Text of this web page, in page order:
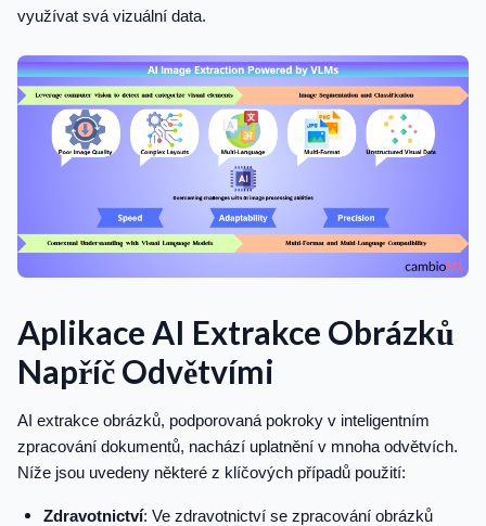
využívat svá vizuální data.
Aplikace AI Extrakce Obrázků
Napříč Odvětvími
AI extrakce obrázků, podporovaná pokroky v inteligentním
zpracování dokumentů, nachází uplatnění v mnoha odvětvích.
Níže jsou uvedeny některé z klíčových případů použití:
Zdravotnictví: Ve zdravotnictví se zpracování obrázků